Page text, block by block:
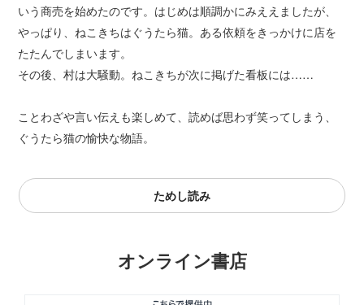
いう商売を始めたのです。はじめは順調かにみええましたが、
やっぱり、ねこきちはぐうたら猫。ある依頼をきっかけに店を
たたんでしまいます。
その後、村は大騒動。ねこきちが次に掲げた看板には……
ことわざや言い伝えも楽しめて、読めば思わず笑ってしまう、
ぐうたら猫の愉快な物語。
ためし読み
オンライン書店